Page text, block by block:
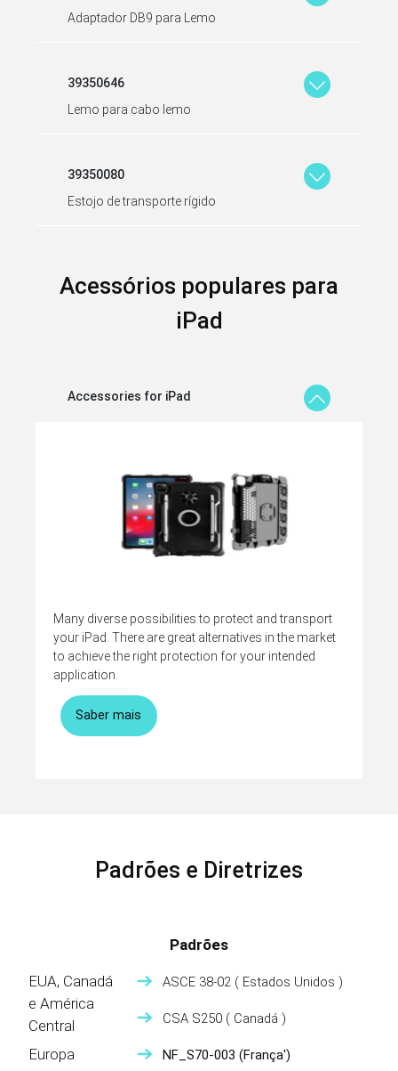
Adaptador DB9 para Lemo
39350646
Lemo para cabo lemo
39350080
Estojo de transporte rígido
Acessórios populares para
iPad
Accessories for iPad
Many diverse possibilities to protect and transport
your iPad. There are great alternatives in the market
to achieve the right protection for your intended
application.
Saber mais
Padrões e Diretrizes
Padrões
EUA, Canadá
e América
Central
ASCE 38-02 ( Estados Unidos )
CSA S250 ( Canadá )
Europa NF_S70-003(França')